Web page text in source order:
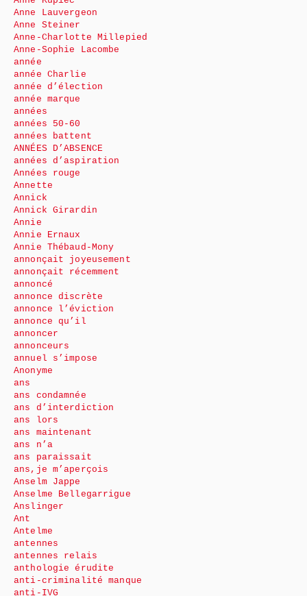
Anne Lauvergeon
Anne Steiner
Anne-Charlotte Millepied
Anne-Sophie Lacombe
année
année Charlie
année d’élection
année marque
années
années 50-60
années battent
ANNÉES D’ABSENCE
années d’aspiration
Années rouge
Annette
Annick
Annick Girardin
Annie
Annie Ernaux
Annie Thébaud-Mony
annonçait joyeusement
annonçait récemment
annoncé
annonce discrète
annonce l’éviction
annonce qu’il
annoncer
annonceurs
annuel s’impose
Anonyme
ans
ans condamnée
ans d’interdiction
ans lors
ans maintenant
ans n’a
ans paraissait
ans,je m’aperçois
Anselm Jappe
Anselme Bellegarrigue
Anslinger
Ant
Antelme
antennes
antennes relais
anthologie érudite
anti-criminalité manque
anti-IVG